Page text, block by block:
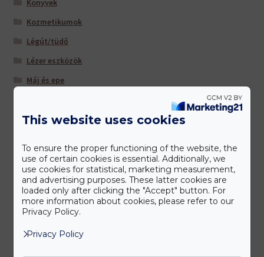
Könyvek
Kozmetikumok
Légút/tüdő
Lézer eszközök
Máj és epe
Nőknek
Szem/látás
Szív és érrendszer
Táplálkozás-Beállítás (TM) -hoz ajánljuk
Tisztítás és salaktalanítás
Úti patika
Várandósoknak
This website uses cookies
To ensure the proper functioning of the website, the
use of certain cookies is essential. Additionally, we
use cookies for statistical, marketing measurement,
and advertising purposes. These latter cookies are
loaded only after clicking the "Accept" button. For
more information about cookies, please refer to our
Privacy Policy.
Privacy Policy